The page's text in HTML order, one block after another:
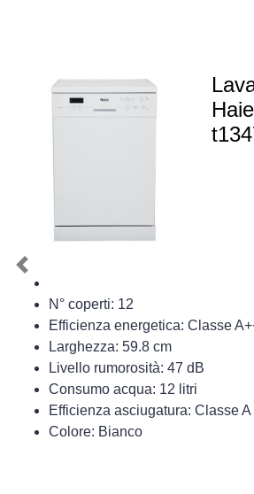
N° coperti: 12
Efficienza energetica: Classe
Larghezza: 59.8 cm
Livello rumorosità: 47 dB
Consumo acqua: 12 litri
Efficienza asciugatura: Classe A
Colore: Bianco
Previous